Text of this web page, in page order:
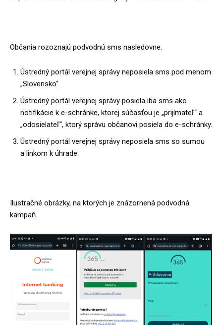
Občania rozoznajú podvodnú sms nasledovne:
Ústredný portál verejnej správy neposiela sms pod menom
„Slovensko“.
Ústredný portál verejnej správy posiela iba sms ako
notifikácie k e-schránke, ktorej súčasťou je „prijímateľ“ a
„odosielateľ“, ktorý správu občanovi posiela do e-schránky.
Ústredný portál verejnej správy neposiela sms so sumou
a linkom k úhrade.
Ilustračné obrázky, na ktorých je znázornená podvodná
kampaň.